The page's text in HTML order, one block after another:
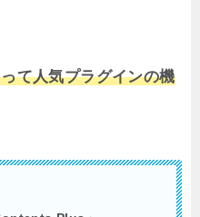
て人気プラグインの機